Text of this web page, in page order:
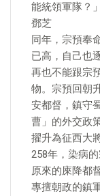
能統領軍隊？
鄧芝
同年，宗預奉
已高，自己也
再也不能跟宗
物。宗預回朝
安都督，鎮守
曹」的外交政
擢升為征西大
258年，染病
原來的庲降都
專擅朝政的鎮